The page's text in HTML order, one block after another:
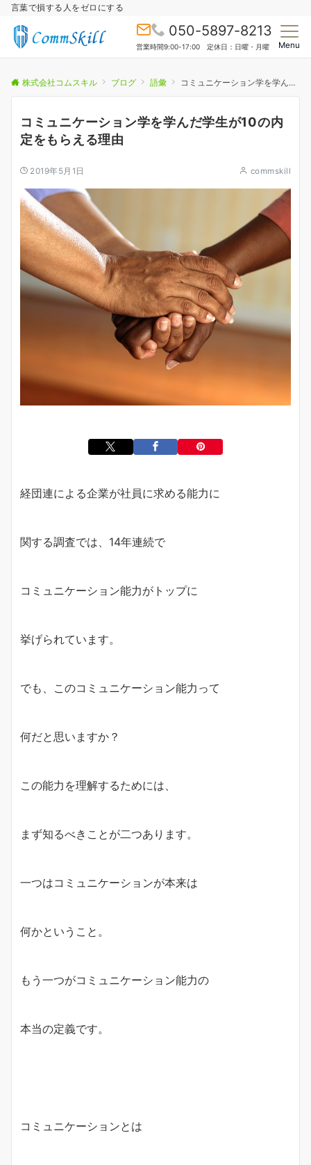
言葉で損する人をゼロにする
050-5897-8213
営業時間9:00-17:00 定休日：日曜・月曜 Menu
株式会社コムスキル ブログ 語彙 コミュニケーション学を学んだ学生が10の内定をもらえる理由
コミュニケーション学を学んだ学生が10の内
定をもらえる理由
2019年5月1日 commskill
経団連による企業が社員に求める能力に
関する調査では、14年連続で
コミュニケーション能力がトップに
挙げられています。
でも、このコミュニケーション能力って
何だと思いますか？
この能力を理解するためには、
まず知るべきことが二つあります。
一つはコミュニケーションが本来は
何かということ。
もう一つがコミュニケーション能力の
本当の定義です。
コミュニケーションとは